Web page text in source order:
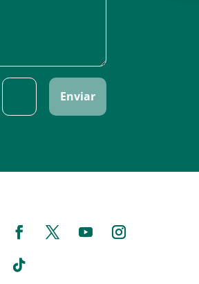
Enviar